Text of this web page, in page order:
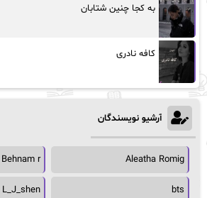
به کجا چنین شتابان
کافه نادری
آرشیو نویسندگان
Aleatha Romig
Behnam r
bts
L_J_shen